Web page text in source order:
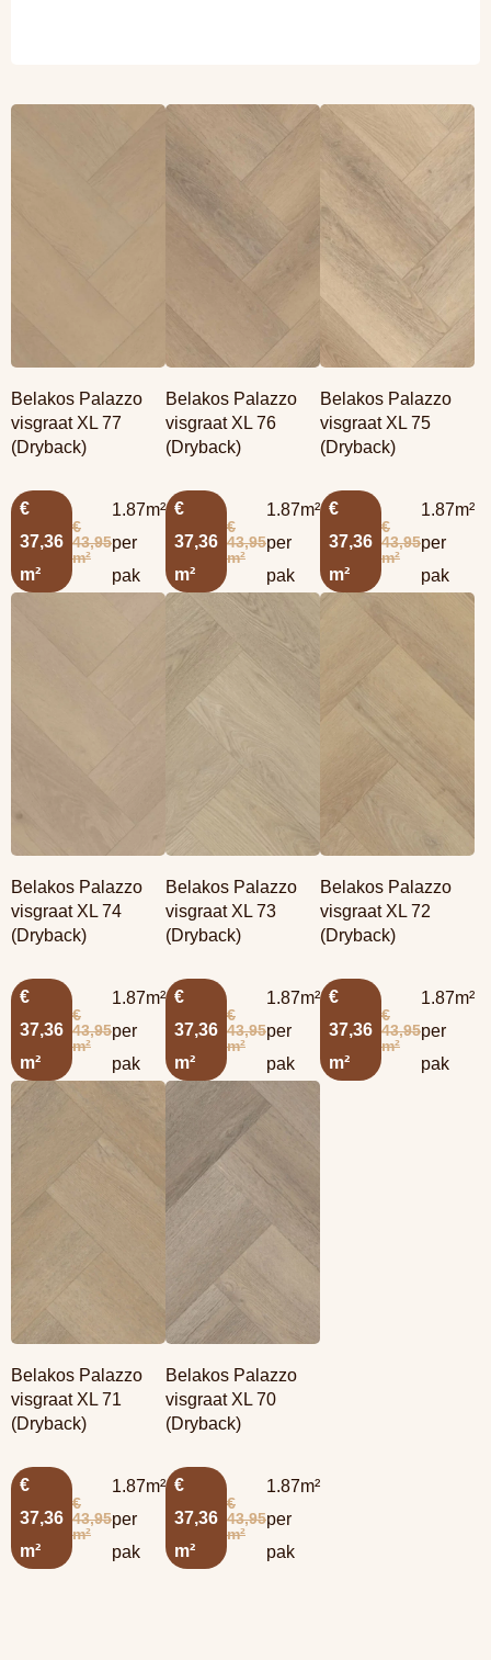
Belakos Palazzo
visgraat XL 77
(Dryback)
€
37,36
m²
€
43,95
m²
1.87m²
per
pak
Belakos Palazzo
visgraat XL 76
(Dryback)
€
37,36
m²
€
43,95
m²
1.87m²
per
pak
overBelakos
Palazzo visgraat XL
Belakos Palazzo
visgraat XL 75
(Dryback)
€
37,36
m²
€
43,95
m²
1.87m²
per
pak
Lees meer
overBelakos
Palazzo visgraat XL
75 (Dryback)
Belakos Palazzo
visgraat XL 74
(Dryback)
€
37,36
m²
€
43,95
m²
1.87m²
per
pak
Belakos Palazzo
visgraat XL 73
(Dryback)
€
37,36
m²
€
43,95
m²
1.87m²
per
pak
Lees meer
overBelakos
Palazzo visgraat XL
73 (Dryback)
Belakos Palazzo
visgraat XL 72
(Dryback)
€
37,36
m²
€
43,95
m²
1.87m²
per
pak
overBelakos
Palazzo visgraat XL
72 (Dryback)
Belakos Palazzo
visgraat XL 71
(Dryback)
€
37,36
m²
€
43,95
m²
1.87m²
per
pak
Lees meer
71 (Dryback)
Belakos Palazzo
visgraat XL 70
(Dryback)
€
37,36
m²
€
43,95
m²
1.87m²
per
pak
Lees meer
overBelakos
Palazzo visgraat XL
70 (Dryback)